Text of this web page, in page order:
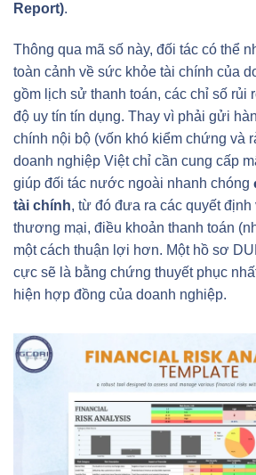
Report).
Thông qua mã số này, đối tác có thể
toàn cảnh về sức khỏe tài chính của
gồm lịch sử thanh toán, các chỉ số rủi
độ uy tín tín dụng. Thay vì phải gửi
chính nội bộ (vốn khó kiểm chứng và
doanh nghiệp Việt chỉ cần cung cấp
giúp đối tác nước ngoài nhanh chóng
tài chính, từ đó đưa ra các quyết
thương mại, điều khoản thanh toán
một cách thuận lợi hơn. Một hồ sơ
cực sẽ là bằng chứng thuyết phục
hiện hợp đồng của doanh nghiệp.